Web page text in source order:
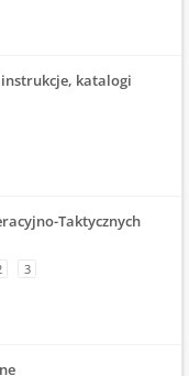
instrukcje, katalogi
Taktycznych
3